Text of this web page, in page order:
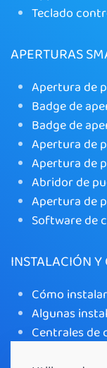
Teclado
APERTURAS
Apertura de
Badge de
Badge de
Apertura de
Apertura de
Abridor de
Apertura de
Software de
INSTALACIÓN
Cómo
Algunas
Centrales de